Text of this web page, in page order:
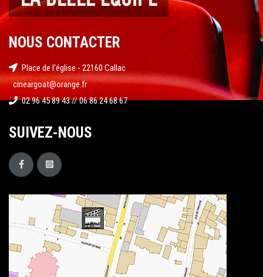
NOUS CONTACTER
Place de l'église - 22160 Callac
cineargoat@orange.fr
02 96 45 89 43 // 06 86 24 68 67
SUIVEZ-NOUS